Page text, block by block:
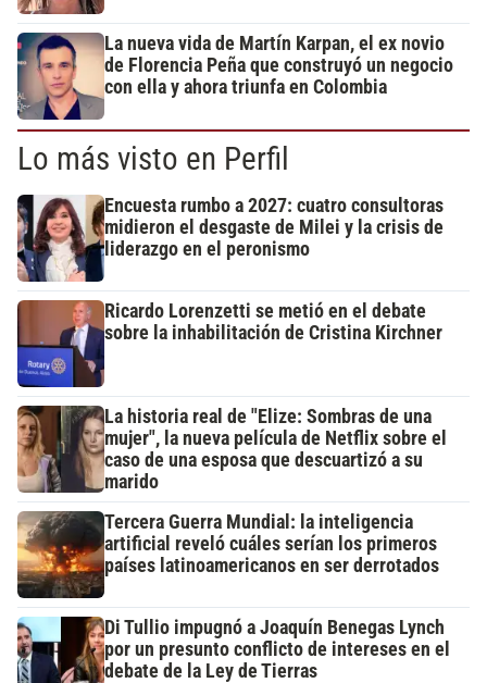
La nueva vida de Martín Karpan, el ex novio
de Florencia Peña que construyó un negocio
con ella y ahora triunfa en Colombia
Lo más visto en Perfil
Encuesta rumbo a 2027: cuatro consultoras
midieron el desgaste de Milei y la crisis de
liderazgo en el peronismo
Ricardo Lorenzetti se metió en el debate
sobre la inhabilitación de Cristina Kirchner
La historia real de "Elize: Sombras de una
mujer", la nueva película de Netflix sobre el
caso de una esposa que descuartizó a su
marido
Tercera Guerra Mundial: la inteligencia
artificial reveló cuáles serían los primeros
países latinoamericanos en ser derrotados
Di Tullio impugnó a Joaquín Benegas Lynch
por un presunto conflicto de intereses en el
debate de la Ley de Tierras